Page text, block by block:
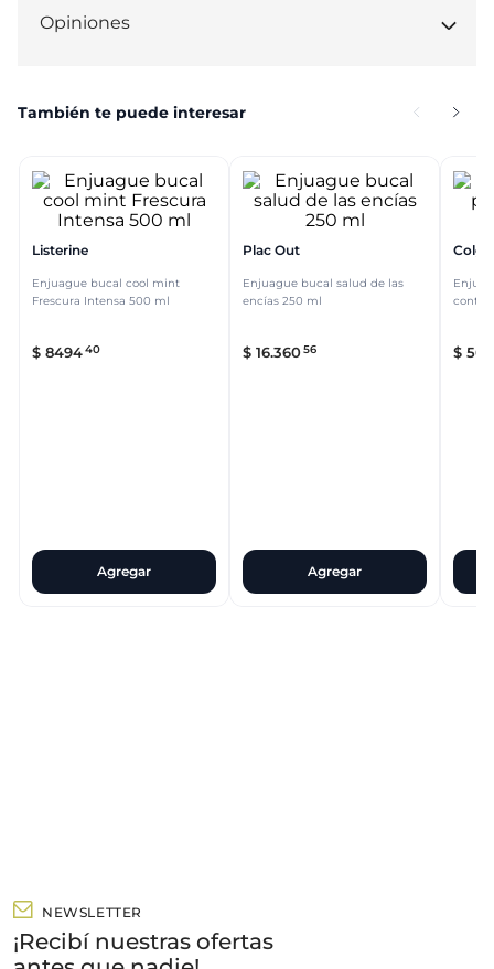
Opiniones
También te puede interesar
Listerine
Enjuague bucal cool mint
Frescura Intensa 500 ml
$ 849440
Agregar
Plac Out
Enjuague bucal salud de las
encías 250 ml
$ 16.36056
Agregar
$
NEWSLETTER
¡Recibí nuestras ofertas